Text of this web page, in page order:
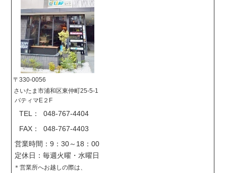
〒330-0056
さいたま市浦和区東仲町25-5-1
バティマE２F
TEL： 048-767-4404
FAX： 048-767-4403
営業時間：9：30～18：00
定休日：毎週火曜・水曜日
＊営業所へお越しの際は、